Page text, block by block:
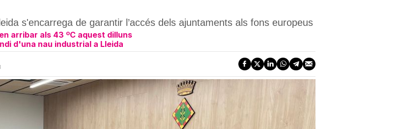
s'encarrega de garantir l’accés dels ajuntaments als fons europeus
arribar als 43 ºC aquest dilluns
d'una nau industrial a Lleida